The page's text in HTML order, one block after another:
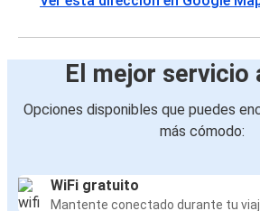
El mejor servicio
Opciones disponibles que puedes
más cómodo:
WiFi gratuito
Mantente conectado durante tu